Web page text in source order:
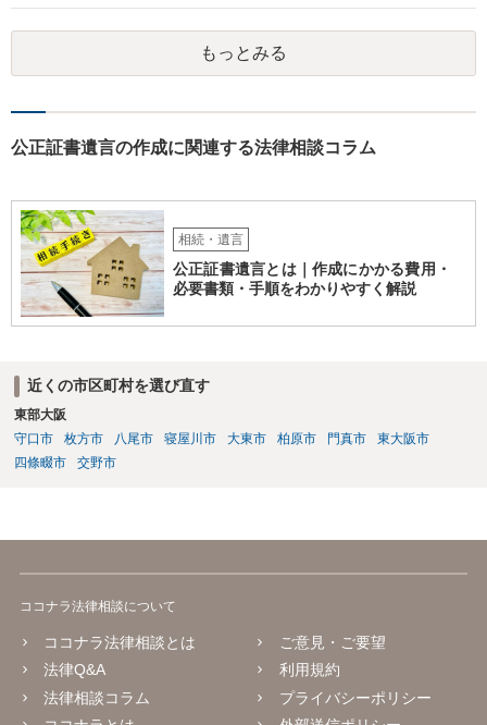
るか、家族を説得して承継させるかしかないでしょう。 また、出資者
がいれば、全員で会社を辞めて新たな会社を立ち上げることも考えら
れます。 それか、しばらく我慢して、社長が没した後に相続人から承
継させるしかないように思えます。 私見ながらご参考まで。
もっとみる
公正証書遺言の作成に関連する法律相談コラム
相続・遺言
公正証書遺言とは｜作成にかかる費用・
必要書類・手順をわかりやすく解説
近くの市区町村を選び直す
東部大阪
守口市
枚方市 八尾市 寝屋川市 大東市 柏原市 門真市
東大阪市
四條畷市
交野市
ココナラ法律相談について
ココナラ法律相談とは
法律Q&A
法律相談コラム
ご意見・ご要望
利用規約
プライバシーポリシー